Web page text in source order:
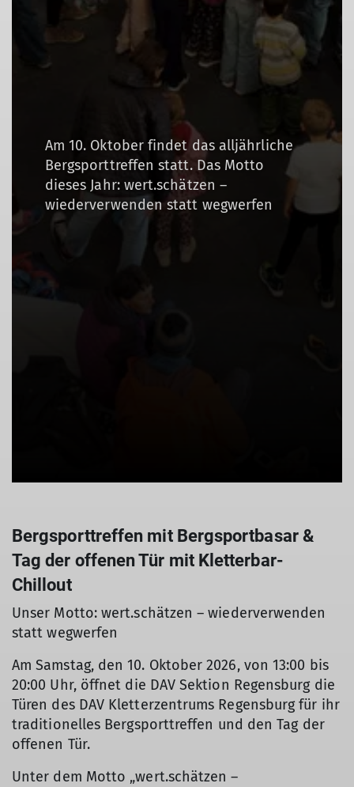
Am 10. Oktober findet das alljährliche
Bergsporttreffen statt. Das Motto
dieses Jahr: wert.schätzen –
wiederverwenden statt wegwerfen
Bergsporttreffen mit Bergsportbasar &
Tag der offenen Tür mit Kletterbar-
Chillout
Unser Motto: wert.schätzen – wiederverwenden
statt wegwerfen
Am Samstag, den 10. Oktober 2026, von 13:00 bis
20:00 Uhr, öffnet die DAV Sektion Regensburg die
Türen des DAV Kletterzentrums Regensburg für ihr
traditionelles Bergsporttreffen und den Tag der
offenen Tür.
Unter dem Motto „wert.schätzen –